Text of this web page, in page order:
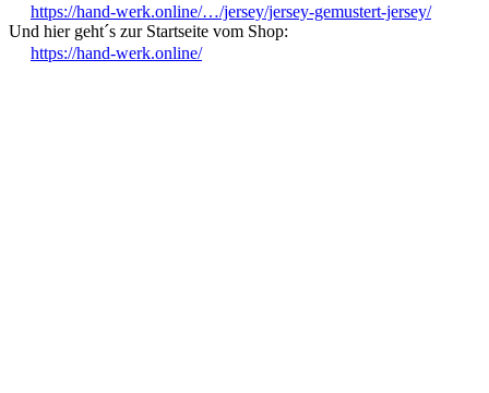
https://hand-werk.online/…/jersey/jersey-gemustert-jersey/
Und hier geht´s zur Startseite vom Shop:
https://hand-werk.online/